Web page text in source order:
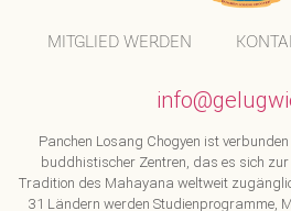
MITGLIED WERDEN
Panchen Losang Chogyen ist
buddhistischer Zentren, das es sich
Tradition des Mahayana weltweit
31 Ländern werden Studienprogramme,